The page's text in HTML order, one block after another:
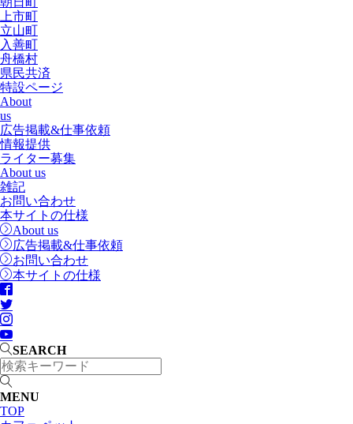
上市町
立山町
入善町
舟橋村
県民共済
特設ページ
About
us
広告掲載&仕事依頼
情報提供
ライター募集
About us
雑記
お問い合わせ
本サイトの仕様
About us
広告掲載&仕事依頼
お問い合わせ
本サイトの仕様
SEARCH
MENU
TOP